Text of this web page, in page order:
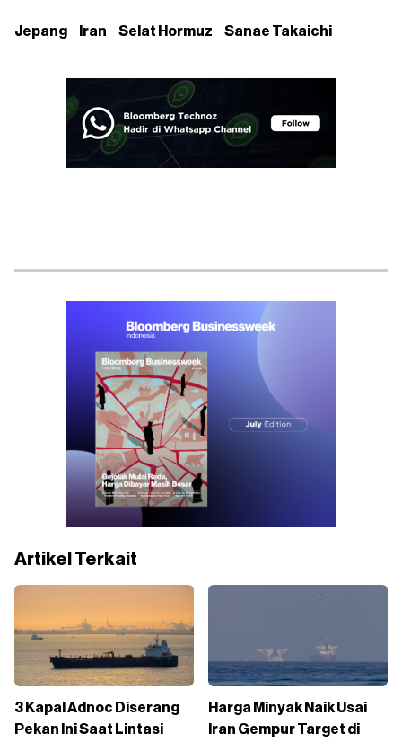
Jepang Iran Selat Hormuz Sanae Takaichi
Artikel Terkait
3 Kapal Adnoc Diserang
Pekan Ini Saat Lintasi
Harga Minyak Naik Usai
Iran Gempur Target di